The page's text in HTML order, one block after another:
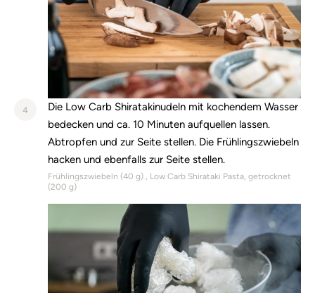
4
Die Low Carb Shiratakinudeln mit kochendem Wasser
bedecken und ca. 10 Minuten aufquellen lassen.
Abtropfen und zur Seite stellen. Die Frühlingszwiebeln
hacken und ebenfalls zur Seite stellen.
Frühlingszwiebeln (40 g)
Low Carb Shirataki Pasta, getrocknet
(200 g)